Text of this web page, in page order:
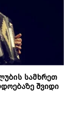
სამხრეთ
შვიდი